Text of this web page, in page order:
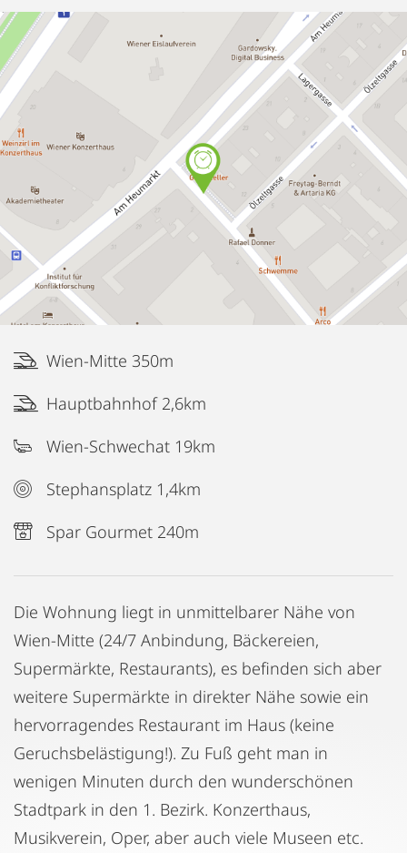
Wien-Mitte 350m
Hauptbahnhof 2,6km
Wien-Schwechat 19km
Stephansplatz 1,4km
Spar Gourmet 240m
Die Wohnung liegt in unmittelbarer Nähe von
Wien-Mitte (24/7 Anbindung, Bäckereien,
Supermärkte, Restaurants), es befinden sich aber
weitere Supermärkte in direkter Nähe sowie ein
hervorragendes Restaurant im Haus (keine
Geruchsbelästigung!). Zu Fuß geht man in
wenigen Minuten durch den wunderschönen
Stadtpark in den 1. Bezirk. Konzerthaus,
Musikverein, Oper, aber auch viele Museen etc.